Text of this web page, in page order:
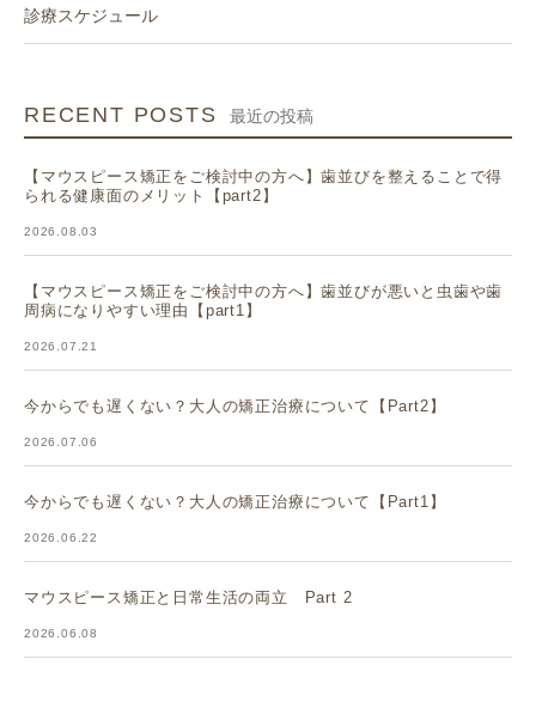
診療スケジュール
RECENT POSTS 最近の投稿
【マウスピース矯正をご検討中の方へ】歯並びを整えることで得
られる健康面のメリット【part2】
2026.08.03
【マウスピース矯正をご検討中の方へ】歯並びが悪いと虫歯や歯
周病になりやすい理由【part1】
2026.07.21
今からでも遅くない？大人の矯正治療について【Part2】
2026.07.06
今からでも遅くない？大人の矯正治療について【Part1】
2026.06.22
マウスピース矯正と日常生活の両立 Part 2
2026.06.08